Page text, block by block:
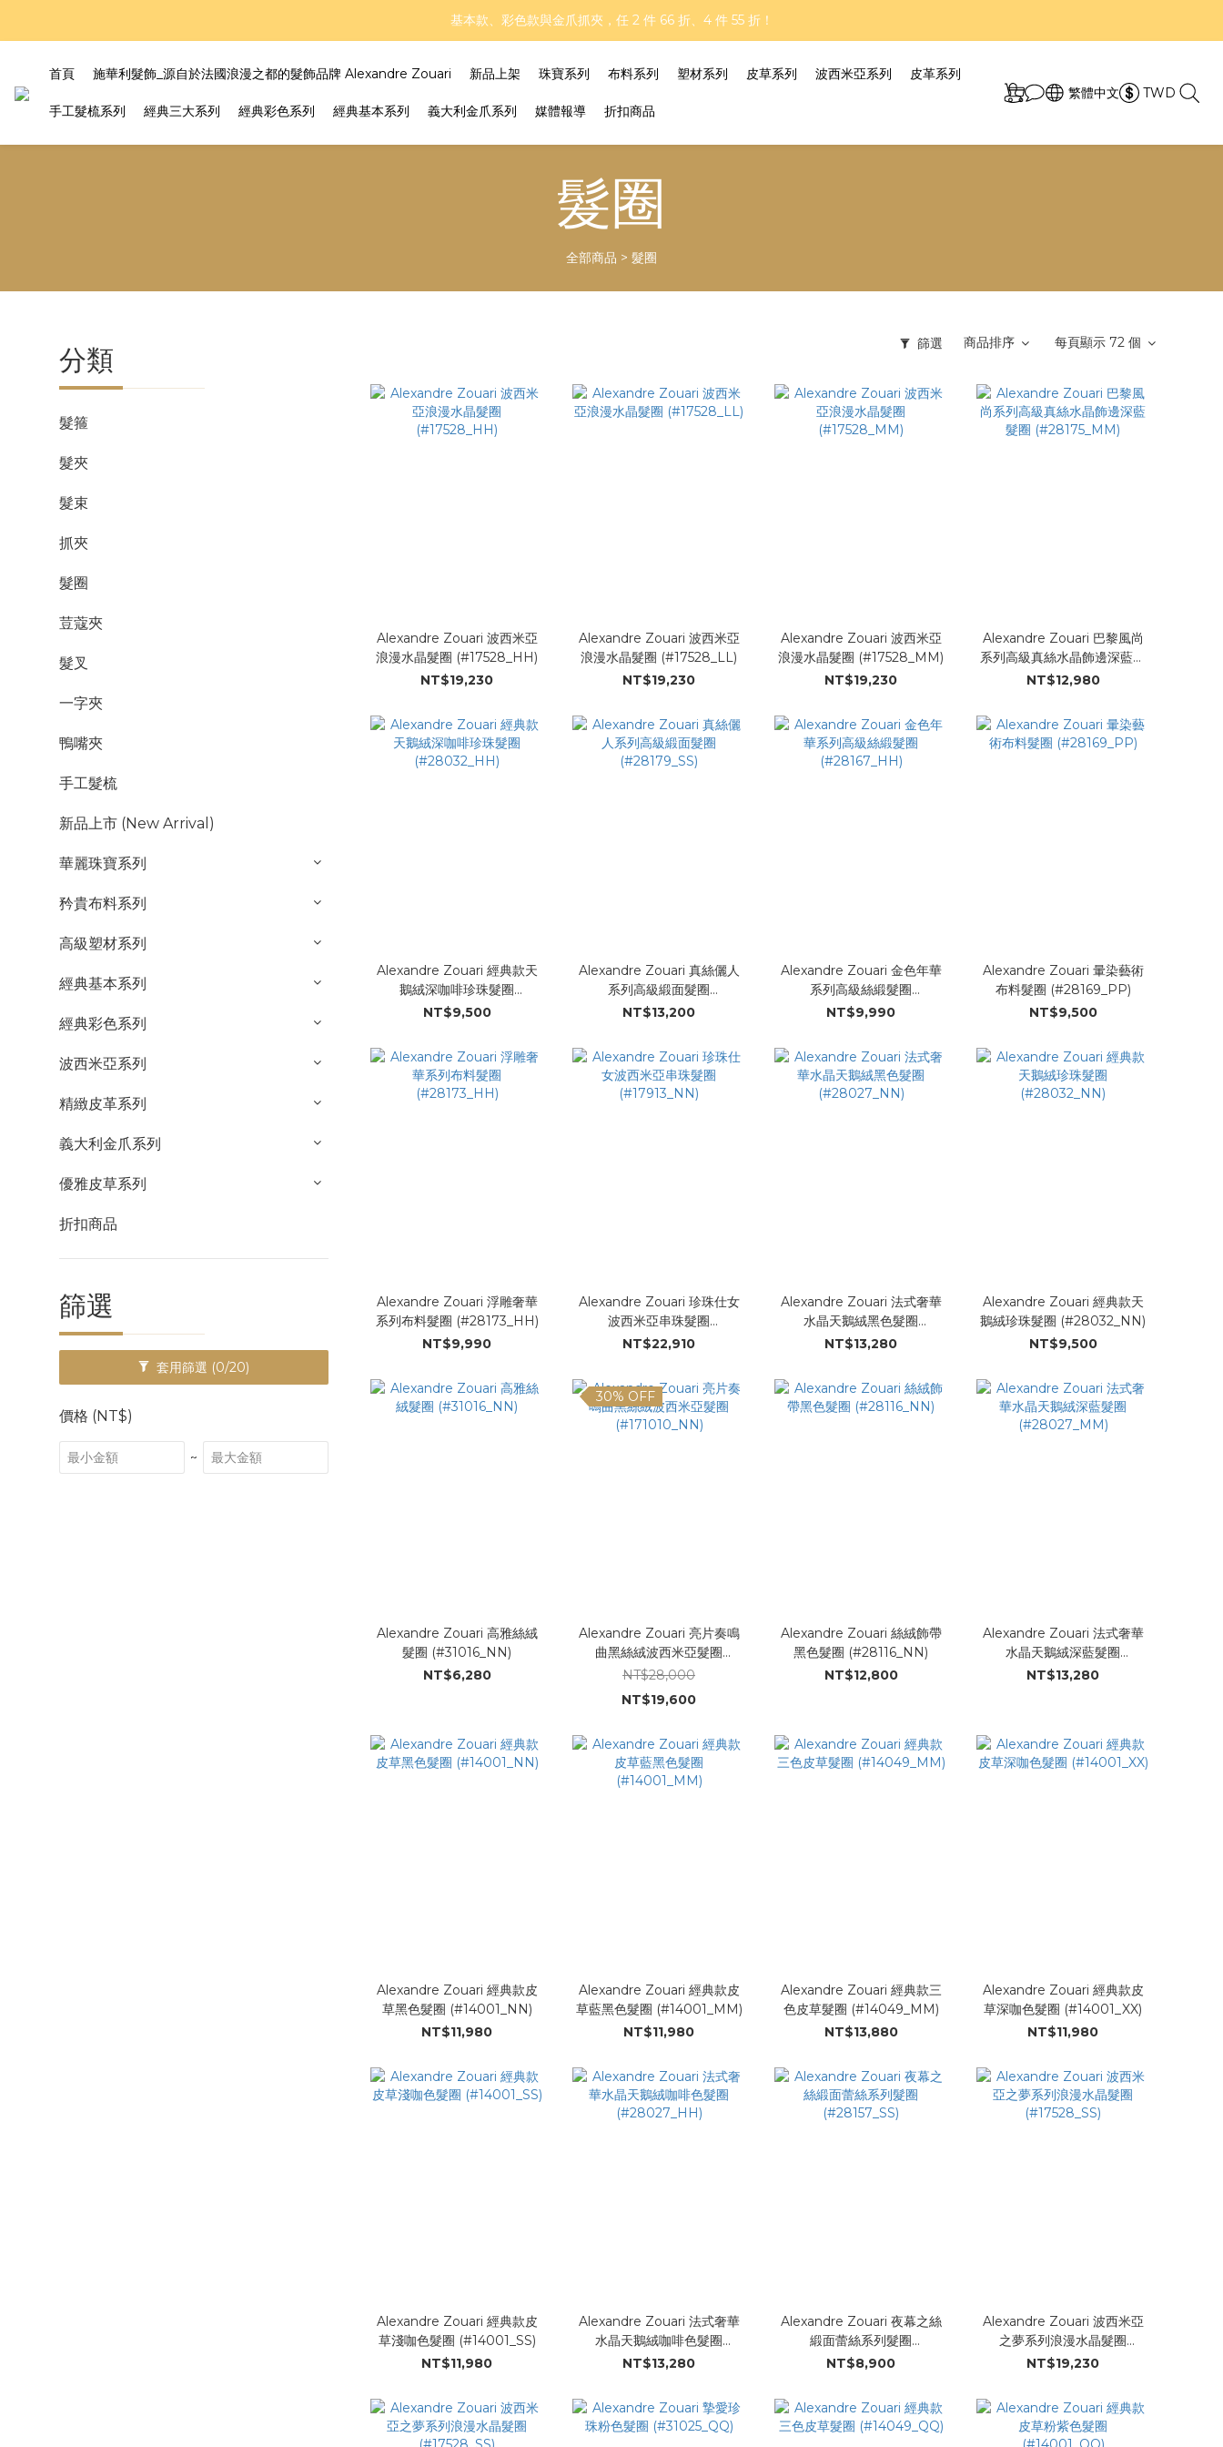
好評再延長！夏日年中慶 part II｜正價商品 8 折，滿三件享75折，滿五件享7折！
基本款、彩色款與金爪抓夾，任 2 件 66 折、4 件 55 折！
首頁 施華利髮飾_源自於法國浪漫之都的髮飾品牌 Alexandre Zouari 新品上架 珠寶系列 布料系列 塑材系列 皮草系列 波西米亞系列 皮革系列
手工髮梳系列 經典三大系列 經典彩色系列 經典基本系列 義大利金爪系列 媒體報導 折扣商品
繁體中文 TWD
髮圈
全部商品 > 髮圈
分類
髮箍
髮夾
髮束
抓夾
髮圈
荳蔻夾
髮叉
一字夾
鴨嘴夾
手工髮梳
新品上市 (New Arrival)
華麗珠寶系列
矜貴布料系列
高級塑材系列
經典基本系列
經典彩色系列
波西米亞系列
精緻皮革系列
義大利金爪系列
優雅皮草系列
折扣商品
篩選
套用篩選 (0/20)
價格 (NT$)
~
篩選 商品排序 每頁顯示 72 個
Alexandre Zouari 波西米亞
浪漫水晶髮圈 (#17528_HH)
NT$19,230
Alexandre Zouari 波西米亞
浪漫水晶髮圈 (#17528_LL)
NT$19,230
Alexandre Zouari 波西米亞
浪漫水晶髮圈 (#17528_MM)
NT$19,230
Alexandre Zouari 巴黎風尚
系列高級真絲水晶飾邊深藍髮
圈 (#28175_MM)
NT$12,980
Alexandre Zouari 經典款天
鵝絨深咖啡珍珠髮圈
(#28032_HH)
NT$9,500
Alexandre Zouari 真絲儷人
系列高級緞面髮圈
(#28179_SS)
NT$13,200
Alexandre Zouari 金色年華
系列高級絲緞髮圈
(#28167_HH)
NT$9,990
Alexandre Zouari 暈染藝術
布料髮圈 (#28169_PP)
NT$9,500
Alexandre Zouari 浮雕奢華
系列布料髮圈 (#28173_HH)
NT$9,990
Alexandre Zouari 珍珠仕女
波西米亞串珠髮圈
(#17913_NN)
NT$22,910
Alexandre Zouari 法式奢華
水晶天鵝絨黑色髮圈
(#28027_NN)
NT$13,280
Alexandre Zouari 經典款天
鵝絨珍珠髮圈 (#28032_NN)
NT$9,500
Alexandre Zouari 高雅絲絨
髮圈 (#31016_NN)
NT$6,280
30% OFF
Alexandre Zouari 亮片奏鳴
曲黑絲絨波西米亞髮圈
(#171010_NN)
NT$28,000
NT$19,600
Alexandre Zouari 絲絨飾帶
黑色髮圈 (#28116_NN)
NT$12,800
Alexandre Zouari 法式奢華
水晶天鵝絨深藍髮圈
(#28027_MM)
NT$13,280
Alexandre Zouari 經典款皮
草黑色髮圈 (#14001_NN)
NT$11,980
Alexandre Zouari 經典款皮
草藍黑色髮圈 (#14001_MM)
NT$11,980
Alexandre Zouari 經典款三
色皮草髮圈 (#14049_MM)
NT$13,880
Alexandre Zouari 經典款皮
草深咖色髮圈 (#14001_XX)
NT$11,980
Alexandre Zouari 經典款皮
草淺咖色髮圈 (#14001_SS)
NT$11,980
Alexandre Zouari 法式奢華
水晶天鵝絨咖啡色髮圈
(#28027_HH)
NT$13,280
Alexandre Zouari 夜幕之絲
緞面蕾絲系列髮圈
(#28157_SS)
NT$8,900
Alexandre Zouari 波西米亞
之夢系列浪漫水晶髮圈
(#17528_SS)
NT$19,230